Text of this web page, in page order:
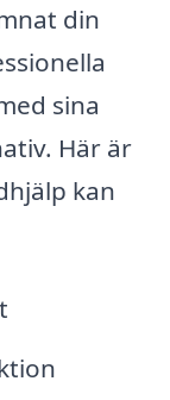
din
sina
Här är
kan